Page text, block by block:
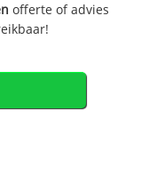
offerte of advies